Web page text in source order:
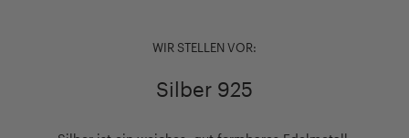
WIR STELLEN VOR:
Silber 925